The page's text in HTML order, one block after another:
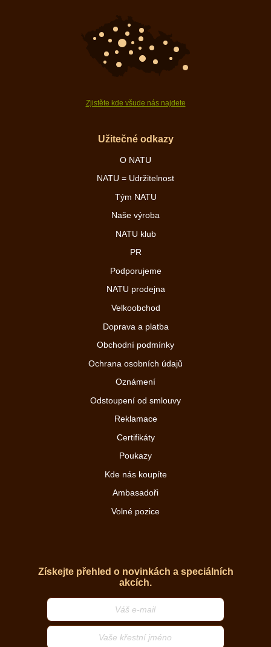
Zjistěte kde všude nás najdete
Užitečné odkazy
O NATU
NATU = Udržitelnost
Tým NATU
Naše výroba
NATU klub
PR
Podporujeme
NATU prodejna
Velkoobchod
Doprava a platba
Obchodní podmínky
Ochrana osobních údajů
Oznámení
Odstoupení od smlouvy
Reklamace
Certifikáty
Poukazy
Kde nás koupíte
Ambasadoři
Volné pozice
Získejte přehled o novinkách a speciálních
akcích.